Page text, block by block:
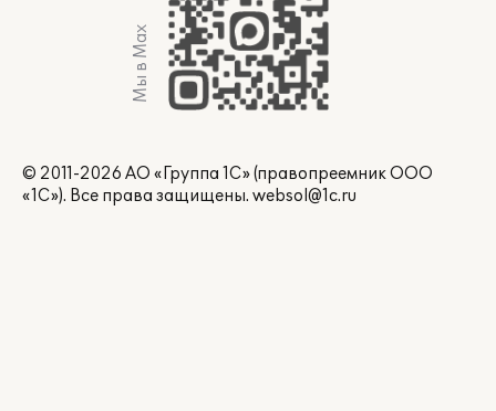
Мы в Max
© 2011-2026 АО «Группа 1С» (правопреемник ООО
«1С»). Все права защищены. websol@1c.ru